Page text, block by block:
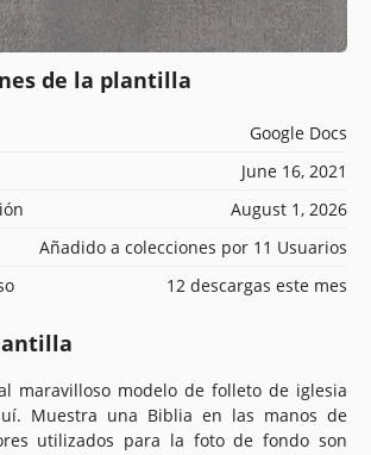
de la plantilla
Google Docs
June 16, 2021
August 1, 2026
Añadido a colecciones por 11 Usuarios
12 descargas este mes
maravilloso modelo de folleto de iglesia
Muestra una Biblia en las manos de
utilizados para la foto de fondo son